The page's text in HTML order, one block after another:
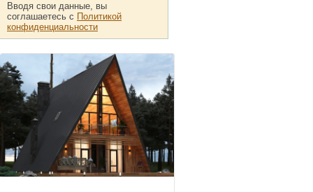
Вводя свои данные, вы
соглашаетесь с Политикой
конфиденциальности